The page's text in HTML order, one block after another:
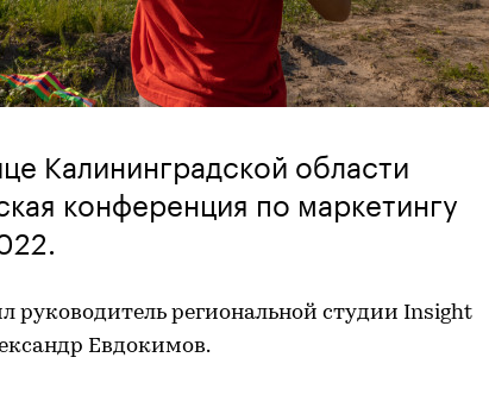
Калининградской области
конференция по маркетингу
руководитель региональной студии Insight
Евдокимов.